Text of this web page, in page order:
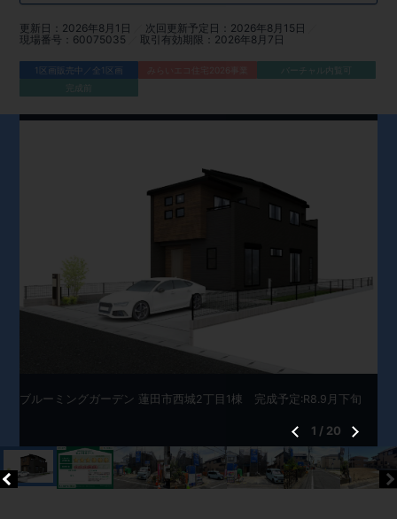
更新日 2026年8月1日 次回更新予定日
2026年8月15日
現場番号
60075035 取引有効期限 2026年8月7日
1区画販売中／全1区画
バーチャル内覧可
完成前
ブルーミングガーデン 蓮田市西城2丁目1棟 完成予定:R8.9月下旬
1 / 20